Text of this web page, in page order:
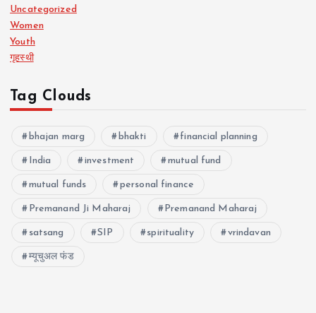
Uncategorized
Women
Youth
गृहस्थी
Tag Clouds
bhajan marg bhakti financial planning
India investment mutual fund
mutual funds personal finance
Premanand Ji Maharaj Premanand Maharaj
satsang SIP spirituality vrindavan
म्यूचुअल फंड